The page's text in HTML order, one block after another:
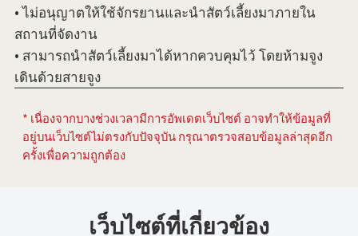
• ไม่อนุญาตให้ใช้จักรยานและนำสัตว์เลี้ยงมาภายใน
สถานที่จัดงาน
• สามารถนำสัตว์เลี้ยงมาได้หากควบคุมไว้ โดยห้ามจูง
เดินด้วยสายจูง
* เนื่องจากบางช่วงเวลามีการอัพเดตเว็บไซต์ อาจทำให้ข้อมูลที่
อยู่บนเว็บไซต์ไม่ตรงกับปัจจุบัน กรุณาตรวจสอบข้อมูลล่าสุดอีก
ครั้งเพื่อความถูกต้อง
เว็บไซต์ที่เกี่ยวข้อง